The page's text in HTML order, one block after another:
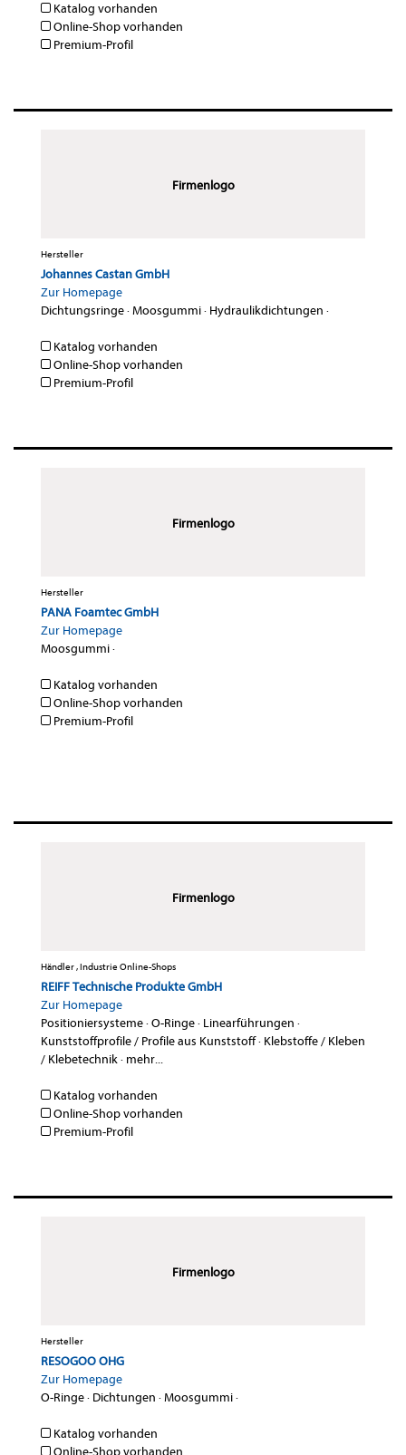
Katalog vorhanden
Online-Shop vorhanden
Premium-Profil
Firmenlogo
Hersteller
Johannes Castan GmbH
Zur Homepage
Dichtungsringe·Moosgummi· Hydraulikdichtungen ·
Katalog vorhanden
Online-Shop vorhanden
Premium-Profil
Firmenlogo
Hersteller
PANA Foamtec GmbH
Zur Homepage
Moosgummi·
Katalog vorhanden
Online-Shop vorhanden
Premium-Profil
Firmenlogo
Händler , Industrie Online-Shops
REIFF Technische Produkte GmbH
Zur Homepage
Positioniersysteme·O-Ringe· Linearführungen ·
Kunststoffprofile / Profile aus Kunststoff· Klebstoffe / Kleben
/ Klebetechnik· mehr...
Katalog vorhanden
Online-Shop vorhanden
Premium-Profil
Firmenlogo
Hersteller
RESOGOO OHG
Zur Homepage
O-Ringe· Dichtungen ·Moosgummi·
Katalog vorhanden